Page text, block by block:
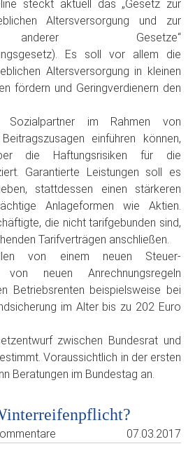
steckt aktuell das „Gesetz zur
Altersversorgung und zur
Gesetze“
Es soll vor allem die
Altersversorgung in kleinen
fördern und Geringverdienern den
im Rahmen von
einführen können,
die Haftungsrisiken für die
Garantierte Leistungen soll es
stattdessen einen stärkeren
Anlageformen wie Aktien.
die nicht tarifgebunden sind,
Tarifverträgen anschließen.
von einem neuen Steuer-
neuen Anrechnungsregeln
Betriebsrenten beispielsweise bei
im Alter bis zu 202 Euro
zwischen Bundesrat und
Voraussichtlich in der ersten
Beratungen im Bundestag an.
07.03.2017